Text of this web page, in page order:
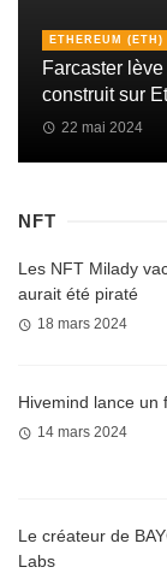
ETHEREUM (ETH)
Farcaster
construit sur
22 mai 2024
NFT
Les NFT Milady
aurait été piraté
18 mars 2024
Hivemind lance un
14 mars 2024
Le créateur de
Labs